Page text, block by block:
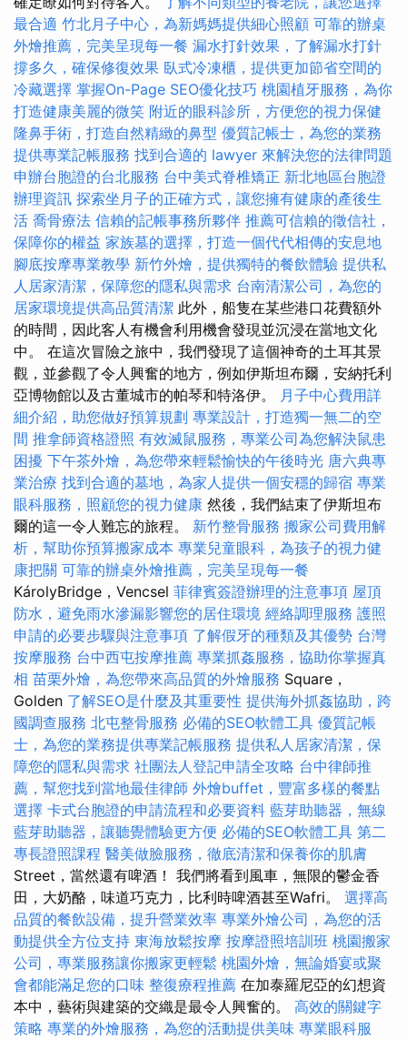
最合適 竹北月子中心，為新媽媽提供細心照顧 可靠的辦桌
外燴推薦，完美呈現每一餐 漏水打針效果，了解漏水打針
撐多久，確保修復效果 臥式冷凍櫃，提供更加節省空間的
冷藏選擇 掌握On-Page SEO優化技巧 桃園植牙服務，為你
打造健康美麗的微笑 附近的眼科診所，方便您的視力保健
隆鼻手術，打造自然精緻的鼻型 優質記帳士，為您的業務
提供專業記帳服務 找到合適的 lawyer 來解決您的法律問題
申辦台胞證的台北服務 台中美式脊椎矯正 新北地區台胞證
辦理資訊 探索坐月子的正確方式，讓您擁有健康的產後生
活 喬骨療法 信賴的記帳事務所夥伴 推薦可信賴的徵信社，
保障你的權益 家族墓的選擇，打造一個代代相傳的安息地
腳底按摩專業教學 新竹外燴，提供獨特的餐飲體驗 提供私
人居家清潔，保障您的隱私與需求 台南清潔公司，為您的
居家環境提供高品質清潔 此外，船隻在某些港口花費額外
的時間，因此客人有機會利用機會發現並沉浸在當地文化
中。 在這次冒險之旅中，我們發現了這個神奇的土耳其景
觀，並參觀了令人興奮的地方，例如伊斯坦布爾，安納托利
亞博物館以及古董城市的帕琴和特洛伊。 月子中心費用詳
細介紹，助您做好預算規劃 專業設計，打造獨一無二的空
間 推拿師資格證照 有效滅鼠服務，專業公司為您解決鼠患
困擾 下午茶外燴，為您帶來輕鬆愉快的午後時光 唐六典專
業治療 找到合適的墓地，為家人提供一個安穩的歸宿 專業
眼科服務，照顧您的視力健康 然後，我們結束了伊斯坦布
爾的這一令人難忘的旅程。 新竹整骨服務 搬家公司費用解
析，幫助你預算搬家成本 專業兒童眼科，為孩子的視力健
康把關 可靠的辦桌外燴推薦，完美呈現每一餐
KárolyBridge，Vencsel 菲律賓簽證辦理的注意事項 屋頂
防水，避免雨水滲漏影響您的居住環境 經絡調理服務 護照
申請的必要步驟與注意事項 了解假牙的種類及其優勢 台灣
按摩服務 台中西屯按摩推薦 專業抓姦服務，協助你掌握真
相 苗栗外燴，為您帶來高品質的外燴服務 Square，
Golden 了解SEO是什麼及其重要性 提供海外抓姦協助，跨
國調查服務 北屯整骨服務 必備的SEO軟體工具 優質記帳
士，為您的業務提供專業記帳服務 提供私人居家清潔，保
障您的隱私與需求 社團法人登記申請全攻略 台中律師推
薦，幫您找到當地最佳律師 外燴buffet，豐富多樣的餐點
選擇 卡式台胞證的申請流程和必要資料 藍芽助聽器，無線
藍芽助聽器，讓聽覺體驗更方便 必備的SEO軟體工具 第二
專長證照課程 醫美做臉服務，徹底清潔和保養你的肌膚
Street，當然還有啤酒！ 我們將看到風車，無限的鬱金香
田，大奶酪，味道巧克力，比利時啤酒甚至Wafri。 選擇高
品質的餐飲設備，提升營業效率 專業外燴公司，為您的活
動提供全方位支持 東海放鬆按摩 按摩證照培訓班 桃園搬家
公司，專業服務讓你搬家更輕鬆 桃園外燴，無論婚宴或聚
會都能滿足您的口味 整復療程推薦 在加泰羅尼亞的幻想資
本中，藝術與建築的交織是最令人興奮的。 高效的關鍵字
策略 專業的外燴服務，為您的活動提供美味 專業眼科服